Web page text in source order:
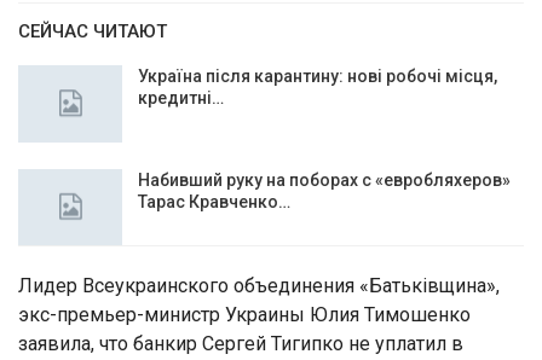
СЕЙЧАС ЧИТАЮТ
Україна після карантину: нові робочі місця,
кредитні…
Набивший руку на поборах с «евробляхеров»
Тарас Кравченко…
Лидер Всеукраинского объединения «Батьківщина»,
экс-премьер-министр Украины Юлия Тимошенко
заявила, что банкир Сергей Тигипко не уплатил в